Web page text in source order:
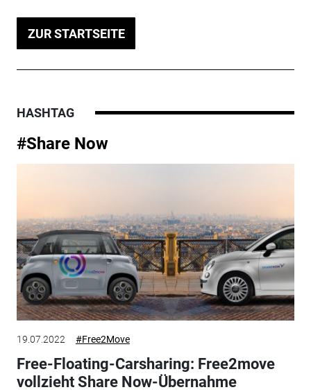
ZUR STARTSEITE
HASHTAG
#Share Now
19.07.2022 #Free2Move
Free-Floating-Carsharing: Free2move
vollzieht Share Now-Übernahme